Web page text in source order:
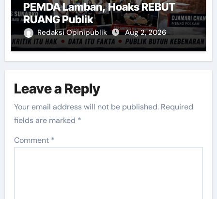
PEMDA Lamban, Hoaks REBUT
RUANG Publik
Redaksi Opinipublik Aug 2, 2026
Leave a Reply
Your email address will not be published. Required
fields are marked *
Comment *